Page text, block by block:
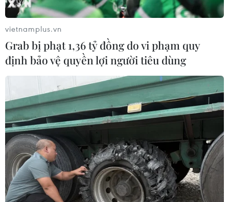
Cả nước có khoảng 1.782 khu vực nguy cơ
xảy ra cháy rừng trong ngày hôm nay
29/05/2026 03:28
Hệ thống cảnh báo cháy rừng của Cục Lâm nghiệp và
Kiểm lâm cảnh báo ngày 29/5 có 474 khu vực nguy cơ
cháy rừng cấp III (mức cao), 437 khu vực cấp IV (nguy
vietnamplus.vn
Grab bị phạt 1,36 tỷ đồng do vi phạm quy
định bảo vệ quyền lợi người tiêu dùng